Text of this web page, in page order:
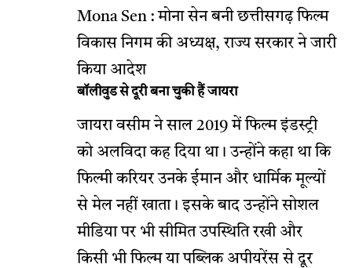
Mona Sen : मोना सेन बनी छत्तीसगढ़ फिल्म
विकास निगम की अध्यक्ष, राज्य सरकार ने जारी
किया आदेश
बॉलीवुड से दूरी बना चुकी हैं जायरा
जायरा वसीम ने साल 2019 में फिल्म इंडस्ट्री
को अलविदा कह दिया था। उन्होंने कहा था कि
फिल्मी करियर उनके ईमान और धार्मिक मूल्यों
से मेल नहीं खाता। इसके बाद उन्होंने सोशल
मीडिया पर भी सीमित उपस्थिति रखी और
किसी भी फिल्म या पब्लिक अपीयरेंस से दूर